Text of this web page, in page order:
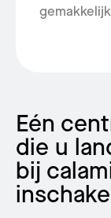
Eén
die u
bij